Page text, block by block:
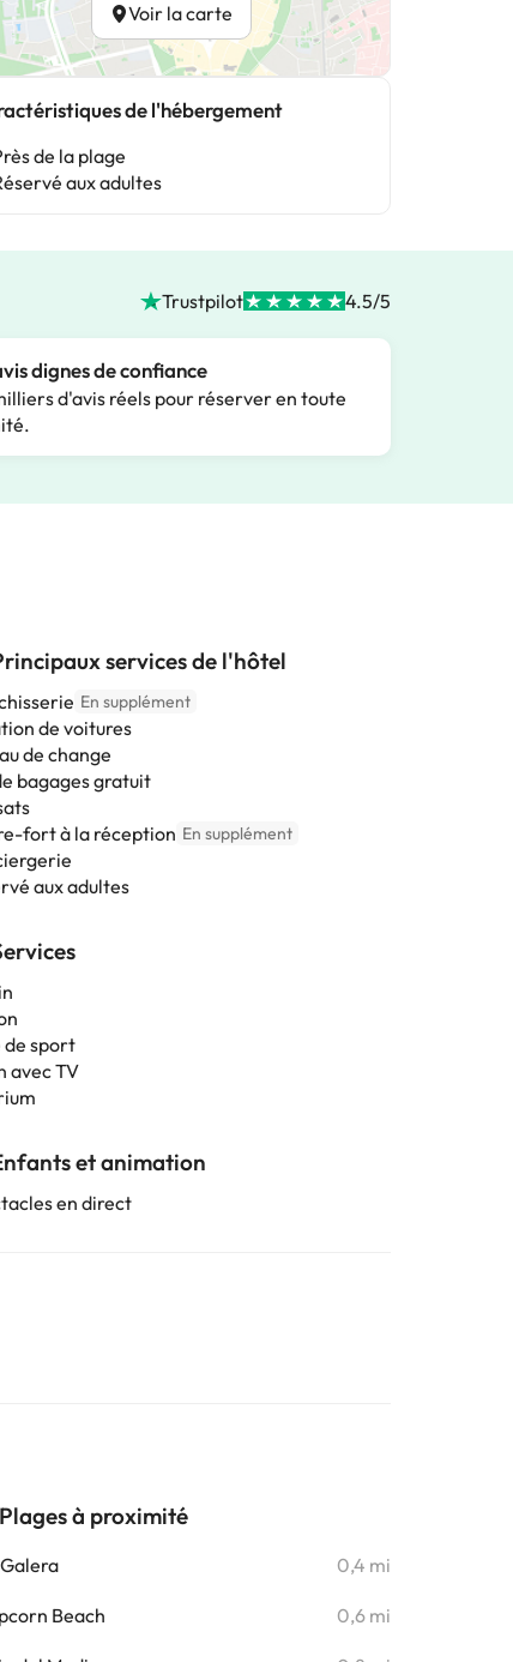
Voir la carte
de l'hébergement
de la plage
aux adultes
Trustpilot 4.5/5
dignes de confiance
d'avis réels pour réserver en toute
services de l'hôtel
En supplément
de voitures
de change
bagages gratuit
fort à la réception En supplément
aux adultes
de sport
avec TV
et animation
en direct
Plages à proximité
0,4 mi
Beach 0,6 mi